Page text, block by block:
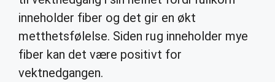
inneholder fiber og det gir en økt
metthetsfølelse. Siden rug inneholder mye
fiber kan det være positivt for
vektnedgangen.